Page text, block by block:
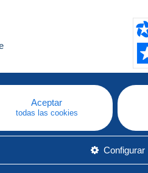
Aceptar
todas las cookies
Configurar